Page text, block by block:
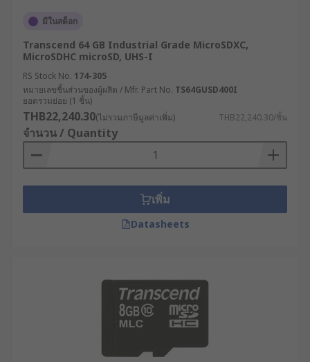
มีในสต็อก
Transcend 64 GB Industrial Grade MicroSDXC,
MicroSDHC microSD, UHS-I
RS Stock No. 174-305
หมายเลขชิ้นส่วนของผู้ผลิต / Mfr. Part No. TS64GUSD400I
ยอดรวมย่อย (1 ชิ้น)
THB22,240.30(ไม่รวมภาษีมูลค่าเพิ่ม) THB22,240.30/ชิ้น
จำนวน / Quantity
เพิ่ม
Datasheets